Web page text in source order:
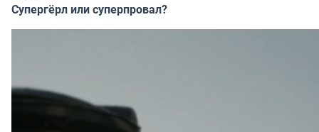
Супергёрл или суперпровал?